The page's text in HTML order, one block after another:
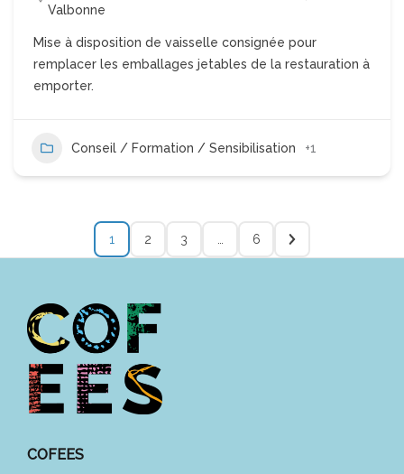
Valbonne
Mise à disposition de vaisselle consignée pour
remplacer les emballages jetables de la restauration à
emporter.
Conseil / Formation / Sensibilisation +1
1 2 3 … 6
COFEES